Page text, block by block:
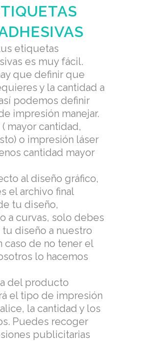
etiquetas
es muy fácil.
que definir que
y la cantidad a
podemos definir
impresión manejar.
mayor cantidad,
o impresión láser
cantidad mayor
al diseño gráfico,
el archivo final
tu diseño,
a curvas, solo debes
tu diseño a nuestro
caso de no tener el
lo hacemos
del producto
el tipo de impresión
la cantidad y los
Puedes recoger
publicitarias